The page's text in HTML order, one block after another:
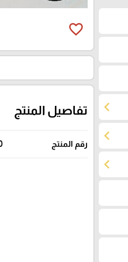
chevron_left
chevron_left
chevron_left
favorite_border
تفاصيل المنتج
رقم المنتج